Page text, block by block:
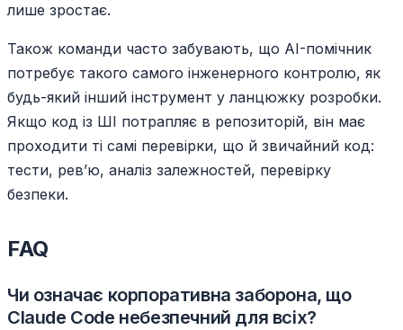
лише зростає.
Також команди часто забувають, що AI-помічник
потребує такого самого інженерного контролю, як
будь-який інший інструмент у ланцюжку розробки.
Якщо код із ШІ потрапляє в репозиторій, він має
проходити ті самі перевірки, що й звичайний код:
тести, рев’ю, аналіз залежностей, перевірку
безпеки.
FAQ
Чи означає корпоративна заборона, що
Claude Code небезпечний для всіх?